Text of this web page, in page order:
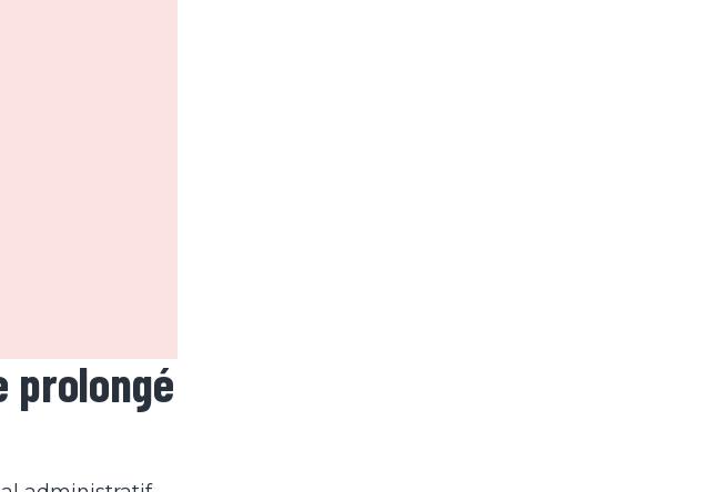
prolongé